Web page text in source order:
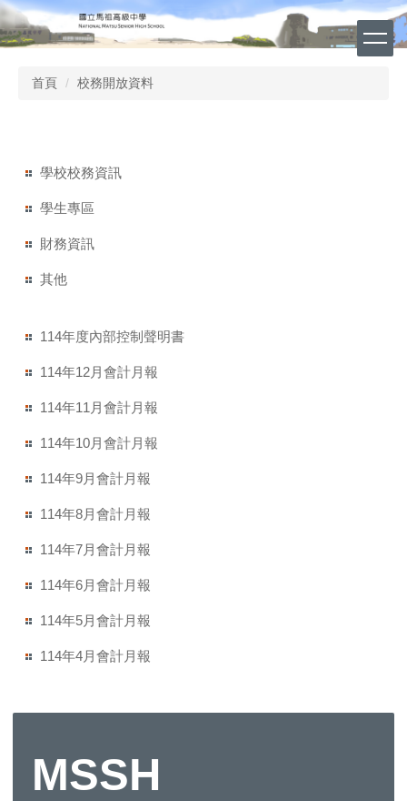
跳
到
主
首頁 校務開放資料
學校校務資訊
學生專區
財務資訊
其他
114年度內部控制聲明書
114年12月會計月報
114年11月會計月報
114年10月會計月報
114年9月會計月報
114年8月會計月報
114年7月會計月報
114年6月會計月報
114年5月會計月報
114年4月會計月報
MSSH